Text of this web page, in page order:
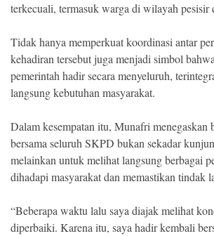
terkecuali, termasuk warga di wilayah pesisir
Tidak hanya memperkuat koordinasi antar
kehadiran tersebut juga menjadi simbol
pemerintah hadir secara menyeluruh,
langsung kebutuhan masyarakat.
Dalam kesempatan itu, Munafri menegaskan
bersama seluruh SKPD bukan sekadar
melainkan untuk melihat langsung berbagai
dihadapi masyarakat dan memastikan tindak
“Beberapa waktu lalu saya diajak melihat
diperbaiki. Karena itu, saya hadir kembali